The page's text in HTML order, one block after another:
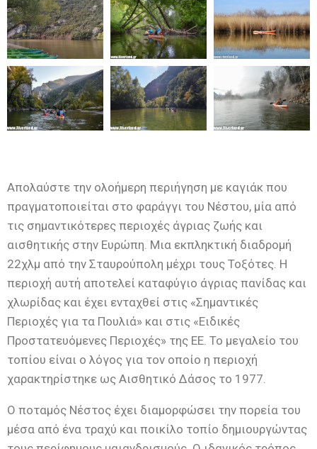
Απολαύστε την ολοήμερη περιήγηση με καγιάκ που
πραγματοποιείται στο φαράγγι του Νέστου, μία από
τις σημαντικότερες περιοχές άγριας ζωής και
αισθητικής στην Ευρώπη. Μια εκπληκτική διαδρομή
22χλμ από την Σταυρούπολη μέχρι τους Τοξότες. Η
περιοχή αυτή αποτελεί καταφύγιο άγριας πανίδας και
χλωρίδας και έχει ενταχθεί στις «Σημαντικές
Περιοχές για τα Πουλιά» και στις «Ειδικές
Προστατευόμενες Περιοχές» της ΕΕ. Το μεγαλείο του
τοπίου είναι ο λόγος για τον οποίο η περιοχή
χαρακτηρίστηκε ως Αισθητικό Δάσος το 1977.
Ο ποταμός Νέστος έχει διαμορφώσει την πορεία του
μέσα από ένα τραχύ και ποικίλο τοπίο δημιουργώντας